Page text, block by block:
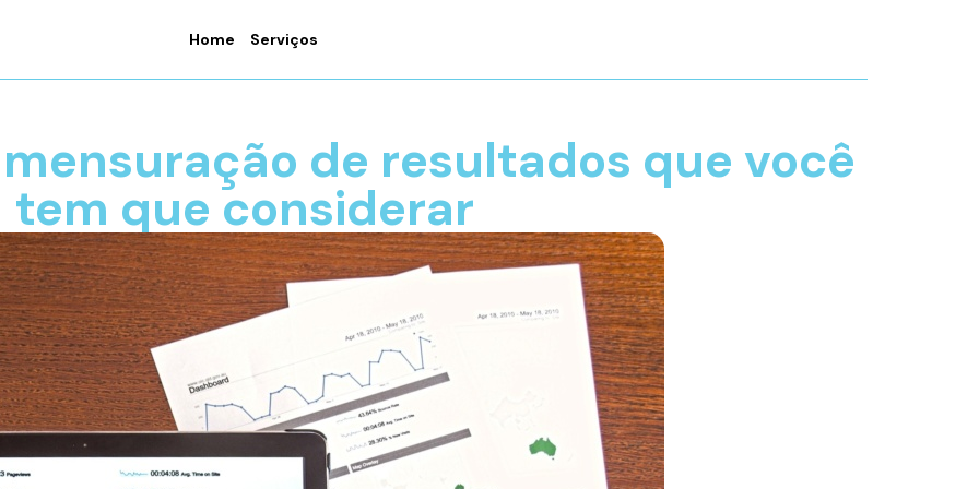
Home Serviços
de resultados que você
tem que considerar